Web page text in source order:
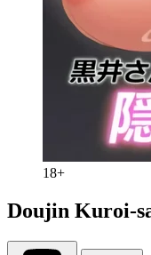
18+
Doujin Kuroi-